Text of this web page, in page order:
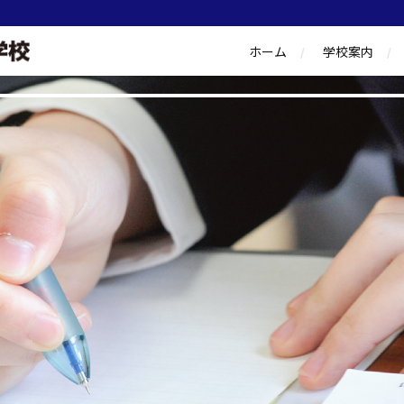
ホーム 学校案内